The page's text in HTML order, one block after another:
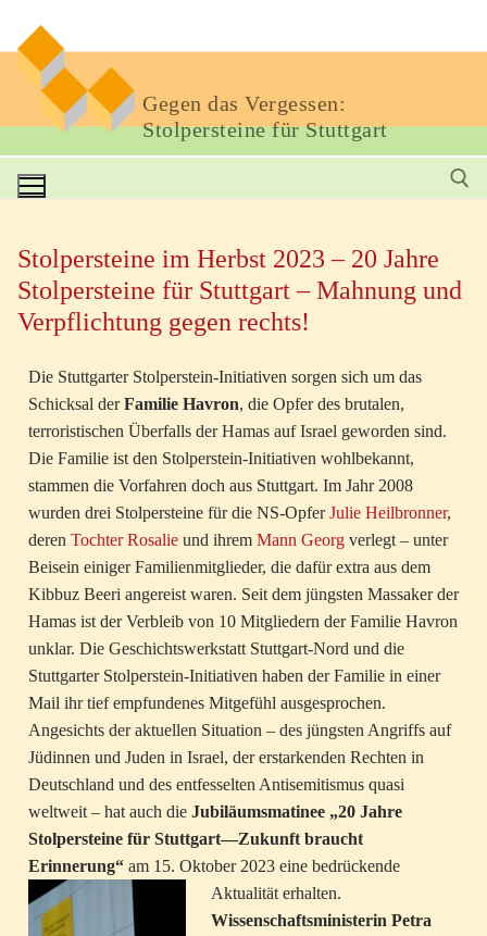
Gegen das Vergessen:
Stolpersteine für Stuttgart
Stolpersteine im Herbst 2023 – 20 Jahre
Stolpersteine für Stuttgart – Mahnung und
Verpflichtung gegen rechts!
Die Stuttgarter Stolperstein-Initiativen sorgen sich um das
Schicksal derFamilie Havron, die Opfer des brutalen,
terroristischen Überfalls der Hamas auf Israel geworden sind.
Die Familie ist den Stolperstein-Initiativen wohlbekannt,
stammen die Vorfahren doch aus Stuttgart. Im Jahr 2008
wurden drei Stolpersteine für die NS-OpferJulie Heilbronner,
deren Tochter Rosalie und ihrem Mann Georg verlegt – unter
Beisein einiger Familienmitglieder, die dafür extra aus dem
Kibbuz Beeri angereist waren. Seit dem jüngsten Massaker der
Hamas ist der Verbleib von 10 Mitgliedern der Familie Havron
unklar. Die Geschichtswerkstatt Stuttgart-Nord und die
Stuttgarter Stolperstein-Initiativen haben der Familie in einer
Mail ihr tief empfundenes Mitgefühl ausgesprochen.
Angesichts der aktuellen Situation – des jüngsten Angriffs auf
Jüdinnen und Juden in Israel, der erstarkenden Rechten in
Deutschland und des entfesselten Antisemitismus quasi
weltweit – hat auch die Jubiläumsmatinee „20 Jahre
Stolpersteine für Stuttgart—Zukunft braucht
Erinnerung“ am 15. Oktober 2023 eine bedrückende
Aktualität erhalten.
Wissenschaftsministerin Petra